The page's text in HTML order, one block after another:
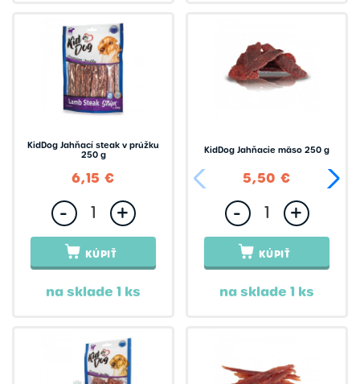
KidDog Jahňací steak v prúžku
250 g
6,15 €
- +
KÚPIŤ
na sklade 1 ks
KidDog Jahňacie mäso 250 g
5,50 €
- +
KÚPIŤ
na sklade 1 ks